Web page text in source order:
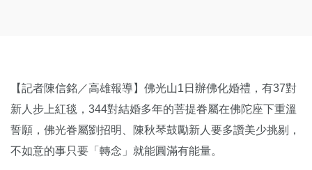
【記者陳信銘／高雄報導】佛光山1日辦佛化婚禮，有37對
新人步上紅毯，344對結婚多年的菩提眷屬在佛陀座下重溫
誓願，佛光眷屬劉招明、陳秋琴鼓勵新人要多讚美少挑剔，
不如意的事只要「轉念」就能圓滿有能量。